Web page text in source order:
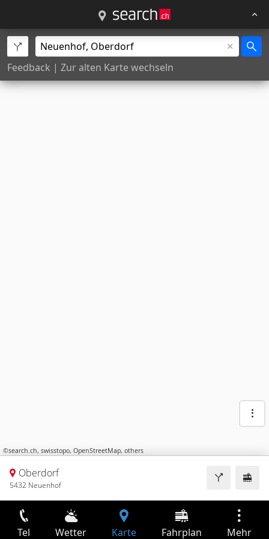
Feedback | Zur alten Karte wechseln
©search.ch, swisstopo, OpenStreetMap, others
Oberdorf
5432 Neuenhof
Tel Wetter Karte Fahrplan Mehr